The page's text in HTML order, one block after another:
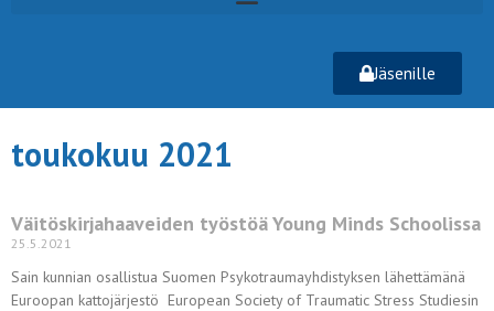
Jäsenille
toukokuu 2021
Väitöskirjahaaveiden työstöä Young Minds Schoolissa
25.5.2021
Sain kunnian osallistua Suomen Psykotraumayhdistyksen lähettämänä
Euroopan kattojärjestö European Society of Traumatic Stress Studiesin